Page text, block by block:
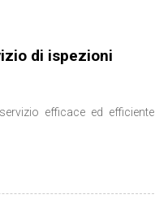
di ispezioni
efficace ed efficiente